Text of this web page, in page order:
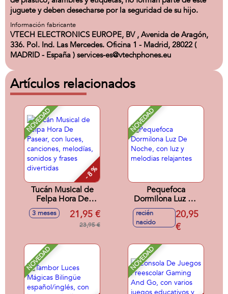
juguete y deben desecharse por la seguridad de su hijo.
Información fabricante
VTECH ELECTRONICS EUROPE, BV , Avenida de Aragón,
336. Pol. Ind. Las Mercedes. Oficina 1 - Madrid, 28022 (
MADRID - España ) services-es@vtechphones.eu
Artículos relacionados
NOVEDAD
- 8 %
Tucán Musical de
Felpa Hora De
Pasear, con luces,
canciones,
melodías, sonidos y
3 meses 21,95 €
23,95 €
NOVEDAD
Pequefoca
Dormilona Luz De
Noche, con luz y
melodias relajantes
recién
nacido
20,95
€
NOVEDAD NOVEDAD